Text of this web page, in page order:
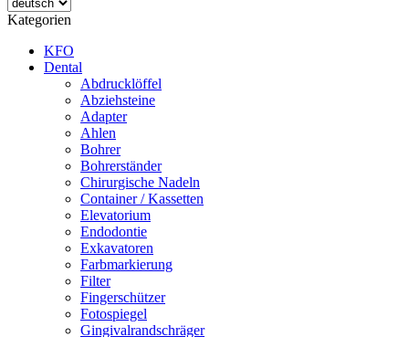
Kategorien
KFO
Dental
Abdrucklöffel
Abziehsteine
Adapter
Ahlen
Bohrer
Bohrerständer
Chirurgische Nadeln
Container / Kassetten
Elevatorium
Endodontie
Exkavatoren
Farbmarkierung
Filter
Fingerschützer
Fotospiegel
Gingivalrandschräger